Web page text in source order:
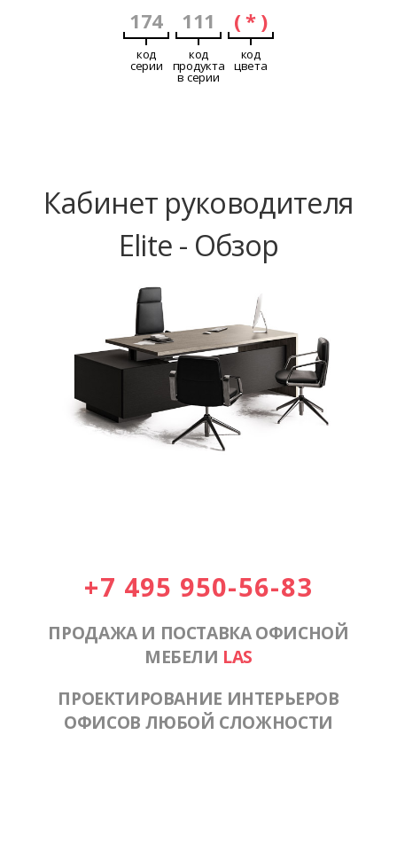
174
код
серии
111
код
продукта
в серии
( * )
код
цвета
Кабинет руководителя
Elite - Обзор
+7 495 950-56-83
ПРОДАЖА И ПОСТАВКА ОФИСНОЙ
МЕБЕЛИ LAS
ПРОЕКТИРОВАНИЕ ИНТЕРЬЕРОВ
ОФИСОВ ЛЮБОЙ СЛОЖНОСТИ